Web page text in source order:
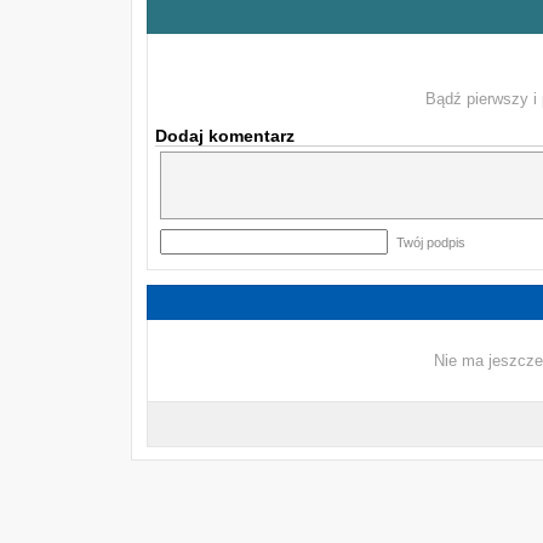
Bądź pierwszy i
Dodaj komentarz
Twój podpis
Nie ma